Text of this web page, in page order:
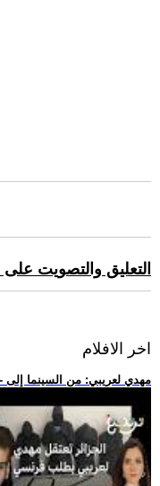
التعليق والتصويت
اخر الافلام
.. مهدي لعريبي: من السينما